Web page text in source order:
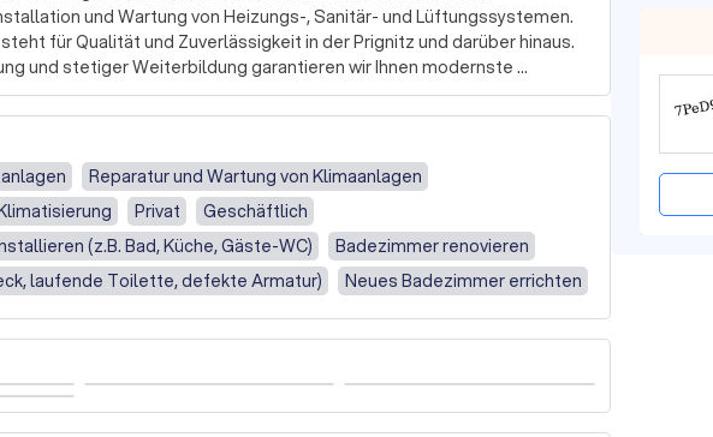
und Wartung von Heizungs-, Sanitär- und Lüftungssystemen.
für Qualität und Zuverlässigkeit in der Prignitz und darüber hinaus.
und stetiger Weiterbildung garantieren wir Ihnen modernste
Lösungen für Ihr Zuhause oder Ihr Unternehmen.
die Planung und Durchführung von Neuinstallationen, die Sanierung
regelmäßige Wartungsarbeiten. Wir spezialisieren uns auf
Systeme, die nicht nur Ihren Komfort erhöhen,
Ihre Energiekosten zu senken. Von der klassischen Gasheizung
und Solaranlagen – wir finden die passende Lösung für
Kunden steht bei uns an erster Stelle. Wir nehmen uns Zeit, Ihre
zu verstehen und beraten Sie umfassend zu den verschiedenen
es, Ihnen ein optimales Raumklima zu schaffen, in dem Sie sich wohl
Reparatur und Wartung von Klimaanlagen
Privat
Geschäftlich
(z.B. Bad, Küche, Gäste-WC)
Badezimmer renovieren
laufende Toilette, defekte Armatur)
Neues Badezimmer errichten